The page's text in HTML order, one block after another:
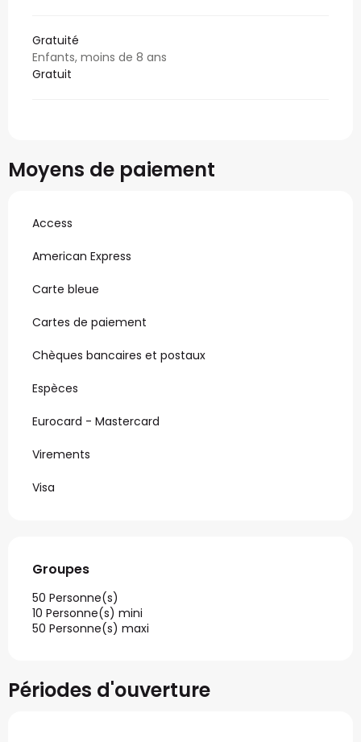
Gratuité
Enfants, moins de 8 ans
Gratuit
Moyens de paiement
Access
American Express
Carte bleue
Cartes de paiement
Chèques bancaires et postaux
Espèces
Eurocard - Mastercard
Virements
Visa
Groupes
Groupes
50 Personne(s)
10 Personne(s) mini
50 Personne(s) maxi
Périodes d'ouverture